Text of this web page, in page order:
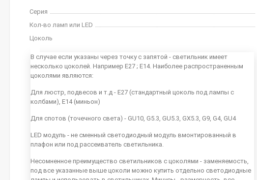
Серия
Кол-во ламп или LED
Цоколь
В случае если указаны через точку с запятой - светильник имеет
несколько цоколей. Например E27 ; E14. Наиболее распространенным
цоколями являются:
Для люстр, подвесов и т.д - E27 (стандартный цоколь под лампы с
колбами), E14 (миньон)
Для спотов (точечного света) - GU10, G5.3, GU5.3, GX5.3, G9, G4, GU4
LED модуль - не сменный светодиодный модуль вмонтированный в
плафон или под рассеиватель светильника.
Несомненное преимущество светильников с цоколями - заменяемость,
под все указанные выше цоколи можно купить отдельно светодиодные